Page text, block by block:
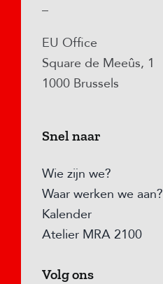
–
EU Office
Square de Meeûs, 1
1000 Brussels
Snel naar
Wie zijn we?
Waar werken we aan?
Kalender
Atelier MRA 2100
Volg ons